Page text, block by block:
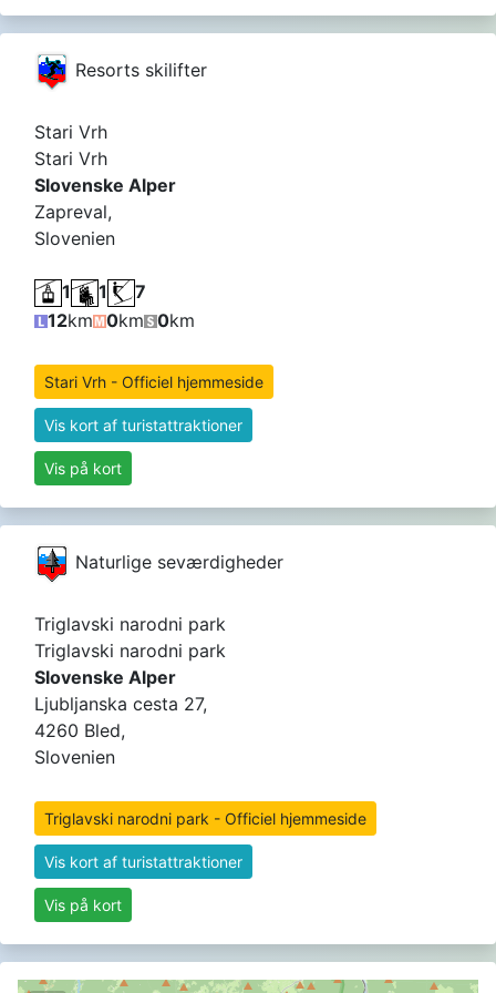
Resorts skilifter
Stari Vrh
Stari Vrh
Slovenske Alper
Zapreval,
Slovenien
1 1
7
12km 0km 0km
Stari Vrh - Officiel hjemmeside
Vis kort af turistattraktioner
Vis på kort
Naturlige seværdigheder
Triglavski narodni park
Triglavski narodni park
Slovenske Alper
Ljubljanska cesta 27,
4260 Bled,
Slovenien
Triglavski narodni park - Officiel hjemmeside
Vis kort af turistattraktioner
Vis på kort